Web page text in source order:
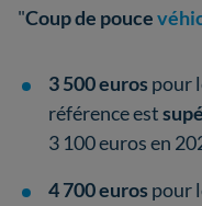
"Coup de pouce
3 500 euros pour
référence est
3 100 euros en
4 700 euros pour